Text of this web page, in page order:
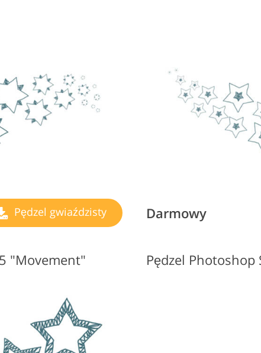
Pędzel gwiaździsty Darmowy
"Movement" Pędzel Photoshop